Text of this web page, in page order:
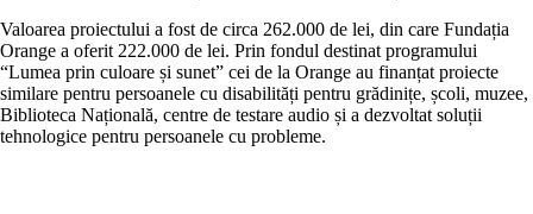
Valoarea proiectului a fost de circa 262.000 de lei, din care Fundația
Orange a oferit 222.000 de lei. Prin fondul destinat programului
“Lumea prin culoare și sunet” cei de la Orange au finanțat proiecte
similare pentru persoanele cu disabilități pentru grădinițe, școli, muzee,
Biblioteca Națională, centre de testare audio și a dezvoltat soluții
tehnologice pentru persoanele cu probleme.